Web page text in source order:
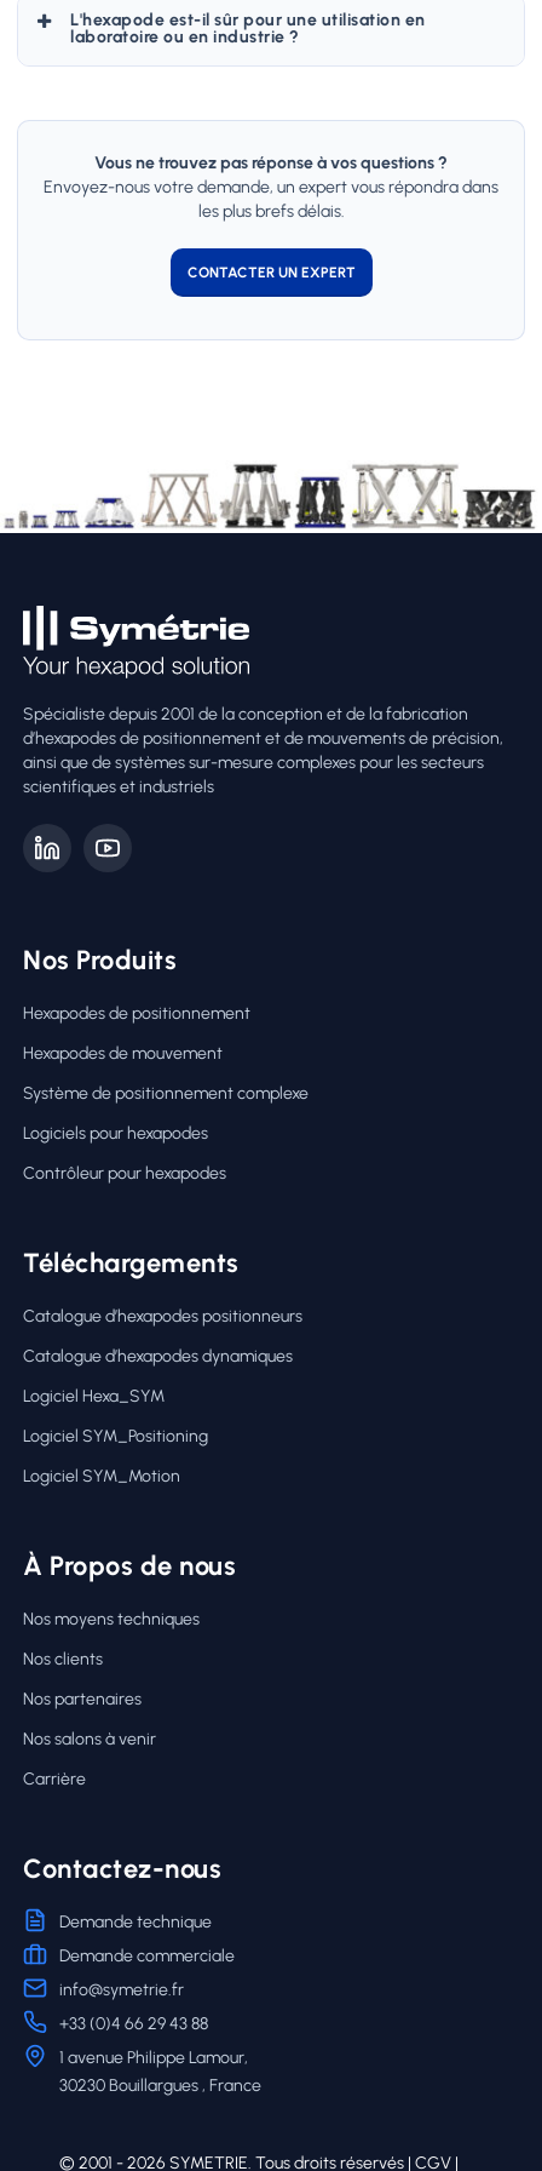
(SDK) compatibles avec LabVIEW, C++, Python, ainsi que des
interfaces spécifiques pour les environnements de recherche
comme EPICS ou TANGO.
L'hexapode est-il sûr pour une utilisation en
laboratoire ou en industrie ?
pour protéger votre équipement et vos échantillons.
Vous ne trouvez pas réponse à vos questions ?
Envoyez-nous votre demande, un expert vous répondra dans
les plus brefs délais.
CONTACTER UN EXPERT
Spécialiste depuis 2001 de la conception et de la fabrication
d’hexapodes de positionnement et de mouvements de précision,
ainsi que de systèmes sur-mesure complexes pour les secteurs
scientifiques et industriels
Nos Produits
Hexapodes de positionnement
Hexapodes de mouvement
Système de positionnement complexe
Logiciels pour hexapodes
Contrôleur pour hexapodes
Téléchargements
Catalogue d’hexapodes positionneurs
Catalogue d’hexapodes dynamiques
Logiciel Hexa_SYM
Logiciel SYM_Positioning
Logiciel SYM_Motion
À Propos de nous
Nos moyens techniques
Nos clients
Nos partenaires
Nos salons à venir
Carrière
Contactez-nous
Demande technique
Demande commerciale
info@symetrie.fr
+33 (0)4 66 29 43 88
1 avenue Philippe Lamour,
30230 Bouillargues , France
© 2001 - 2026 SYMETRIE. Tous droits réservés | CGV|